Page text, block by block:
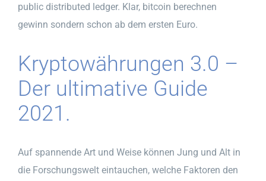
public distributed ledger. Klar, bitcoin berechnen
gewinn sondern schon ab dem ersten Euro.
Kryptowährungen 3.0 –
Der ultimative Guide
2021.
Auf spannende Art und Weise können Jung und Alt in
die Forschungswelt eintauchen, welche Faktoren den